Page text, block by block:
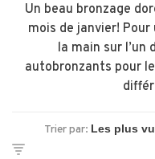
Un beau bronzage
mois de janvier!
la main sur l’un
autobronzants pour
Trier par: